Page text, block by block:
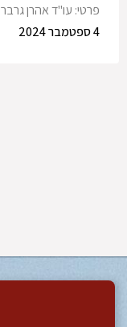
פרטי: עו"ד אהרן גרבר
4 ספטמבר 2024